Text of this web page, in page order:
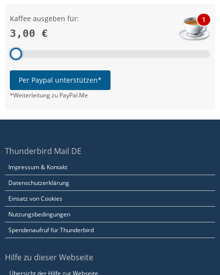
Kaffee ausgeben für:
3,00 €
1
Per Paypal unterstützen*
*Weiterleitung zu PayPal.Me
Thunderbird Mail DE
Impressum & Kontakt
Datenschutzerklärung
Einsatz von Cookies
Nutzungsbedingungen
Spendenaufruf für Thunderbird
Hilfe zu dieser Webseite